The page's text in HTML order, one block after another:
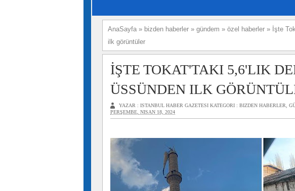
AnaSayfa » bizden haberler » gündem » özel haberler » İşte
ilk görüntüler
İŞTE TOKAT'TAKI 5,6'LIK
ÜSSÜNDEN ILK
YAZAR : ISTANBUL HABER GAZETESI KATEGORI : BIZDEN HABERLER,
PERŞEMBE, NISAN 18, 2024